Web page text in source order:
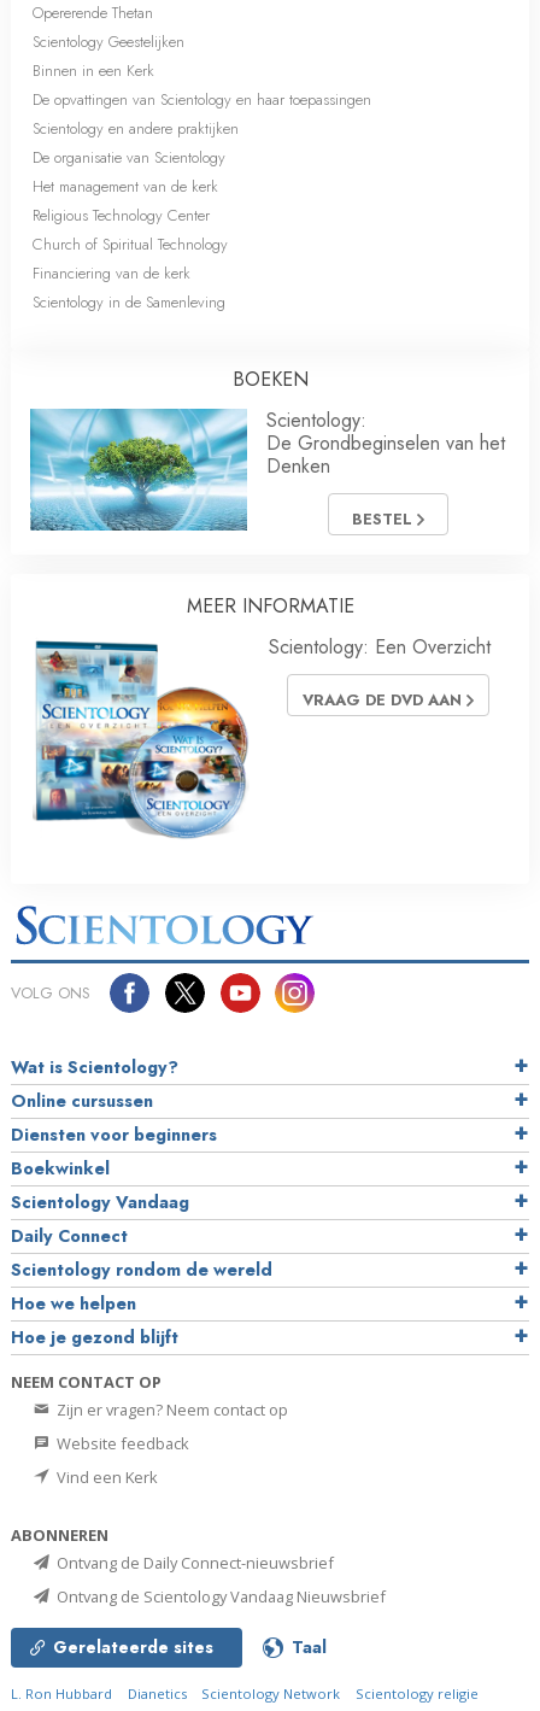
Opererende Thetan
Scientology Geestelijken
Binnen in een Kerk
De opvattingen van Scientology en haar toepassingen
Scientology en andere praktijken
De organisatie van Scientology
Het management van de kerk
Religious Technology Center
Church of Spiritual Technology
Financiering van de kerk
Scientology in de Samenleving
BOEKEN
Scientology:
De Grondbeginselen van het
Denken
BESTEL
MEER INFORMATIE
Scientology: Een Overzicht
VRAAG DE DVD AAN
VOLG ONS
Wat is Scientology?
Online cursussen
Diensten voor beginners
Boekwinkel
Scientology Vandaag
Daily Connect
Scientology rondom de wereld
Hoe we helpen
Hoe je gezond blijft
NEEM CONTACT OP
Zijn er vragen? Neem contact op
Website feedback
Vind een Kerk
ABONNEREN
Ontvang de Daily Connect-nieuwsbrief
Ontvang de Scientology Vandaag Nieuwsbrief
Gerelateerde sites Taal
L. Ron Hubbard Dianetics Scientology Network Scientology religie